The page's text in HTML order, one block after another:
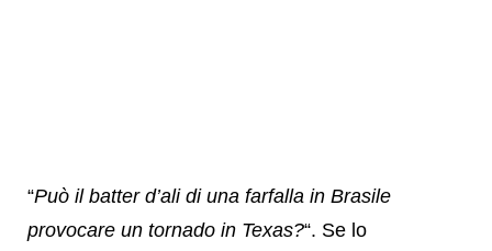
“Può il batter d’ali di una farfalla in Brasile
provocare un tornado in Texas?“. Se lo